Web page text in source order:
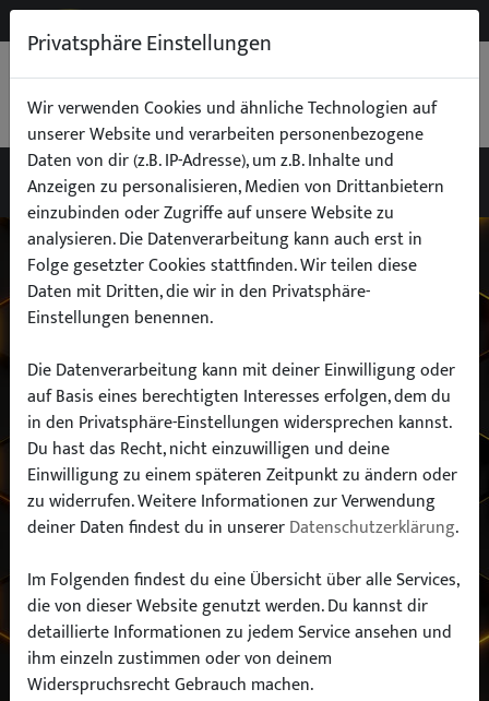
0,00 €
Wähle dein Auto
finde alle passenden Teile schnell und
einfach
Hersteller:
Modell:
SUCHEN
Privatsphäre Einstellungen
Wir verwenden Cookies und ähnliche Technologien auf
unserer Website und verarbeiten personenbezogene
Daten von dir (z.B. IP-Adresse), um z.B. Inhalte und
Anzeigen zu personalisieren, Medien von Drittanbietern
einzubinden oder Zugriffe auf unsere Website zu
analysieren. Die Datenverarbeitung kann auch erst in
Folge gesetzter Cookies stattfinden. Wir teilen diese
Daten mit Dritten, die wir in den Privatsphäre-
Einstellungen benennen.
Die Datenverarbeitung kann mit deiner Einwilligung oder
auf Basis eines berechtigten Interesses erfolgen, dem du
in den Privatsphäre-Einstellungen widersprechen kannst.
Du hast das Recht, nicht einzuwilligen und deine
Einwilligung zu einem späteren Zeitpunkt zu ändern oder
zu widerrufen. Weitere Informationen zur Verwendung
deiner Daten findest du in unsererDatenschutzerklärung.
Im Folgenden findest du eine Übersicht über alle Services,
die von dieser Website genutzt werden. Du kannst dir
detaillierte Informationen zu jedem Service ansehen und
ihm einzeln zustimmen oder von deinem
Widerspruchsrecht Gebrauch machen.